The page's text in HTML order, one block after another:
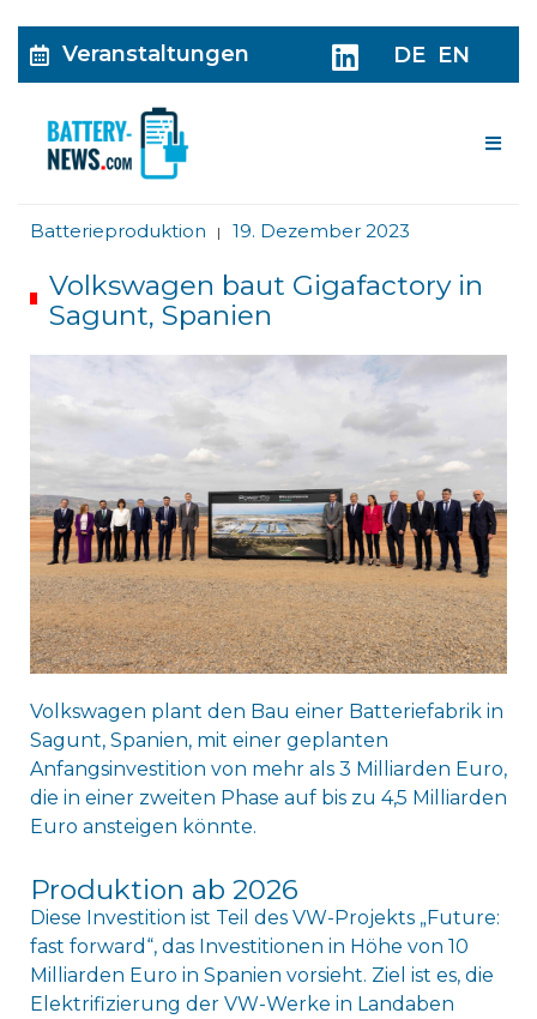
Veranstaltungen DE EN
Batterieproduktion | 19. Dezember 2023
Volkswagen baut Gigafactory in
Sagunt, Spanien
Volkswagen plant den Bau einer Batteriefabrik in
Sagunt, Spanien, mit einer geplanten
Anfangsinvestition von mehr als 3 Milliarden Euro,
die in einer zweiten Phase auf bis zu 4,5 Milliarden
Euro ansteigen könnte.
Produktion ab 2026
Diese Investition ist Teil des VW-Projekts „Future:
fast forward“, das Investitionen in Höhe von 10
Milliarden Euro in Spanien vorsieht. Ziel ist es, die
Elektrifizierung der VW-Werke in Landaben